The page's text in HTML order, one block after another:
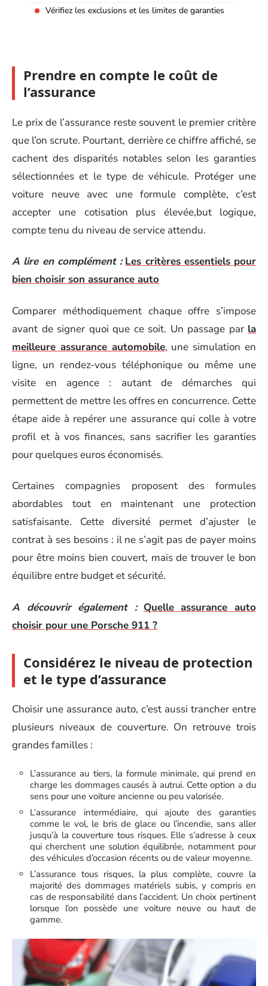
Vérifiez les exclusions et les limites de garanties
Prendre en compte le coût de
l’assurance
Le prix de l’assurance reste souvent le premier critère
que l’on scrute. Pourtant, derrière ce chiffre affiché, se
cachent des disparités notables selon les garanties
sélectionnées et le type de véhicule. Protéger une
voiture neuve avec une formule complète, c’est
accepter une cotisation plus élevée,but logique,
compte tenu du niveau de service attendu.
A lire en complément : Les critères essentiels pour
bien choisir son assurance auto
Comparer méthodiquement chaque offre s’impose
avant de signer quoi que ce soit. Un passage par la
meilleure assurance automobile, une simulation en
ligne, un rendez-vous téléphonique ou même une
visite en agence : autant de démarches qui
permettent de mettre les offres en concurrence. Cette
étape aide à repérer une assurance qui colle à votre
profil et à vos finances, sans sacrifier les garanties
pour quelques euros économisés.
Certaines compagnies proposent des formules
abordables tout en maintenant une protection
satisfaisante. Cette diversité permet d’ajuster le
contrat à ses besoins : il ne s’agit pas de payer moins
pour être moins bien couvert, mais de trouver le bon
équilibre entre budget et sécurité.
A découvrir également : Quelle assurance auto
choisir pour une Porsche 911 ?
Considérez le niveau de protection
et le type d’assurance
Choisir une assurance auto, c’est aussi trancher entre
plusieurs niveaux de couverture. On retrouve trois
grandes familles :
L’assurance au tiers, la formule minimale, qui prend en
charge les dommages causés à autrui. Cette option a du
sens pour une voiture ancienne ou peu valorisée.
L’assurance intermédiaire, qui ajoute des garanties
comme le vol, le bris de glace ou l’incendie, sans aller
jusqu’à la couverture tous risques. Elle s’adresse à ceux
qui cherchent une solution équilibrée, notamment pour
des véhicules d’occasion récents ou de valeur moyenne.
L’assurance tous risques, la plus complète, couvre la
majorité des dommages matériels subis, y compris en
cas de responsabilité dans l’accident. Un choix pertinent
lorsque l’on possède une voiture neuve ou haut de
gamme.